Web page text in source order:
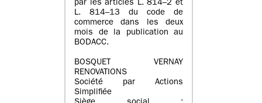
par les articles L. 814–2 et
L. 814–13 du code de
commerce dans les deux
mois de la publication au
BODACC.
BOSQUET VERNAY
RENOVATIONS
Société par Actions
Simplifiée